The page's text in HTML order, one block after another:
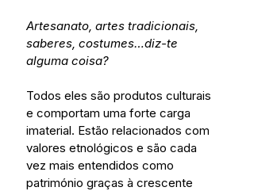
Artesanato, artes tradicionais,
saberes, costumes…diz-te
alguma coisa?
Todos eles são produtos culturais
e comportam uma forte carga
imaterial. Estão relacionados com
valores etnológicos e são cada
vez mais entendidos como
património graças à crescente